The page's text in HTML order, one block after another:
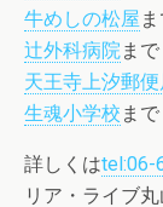
牛めしの松屋
辻外科病院
天王寺上汐郵便
生魂小学校
詳しくはtel:06-
リア・ライブ